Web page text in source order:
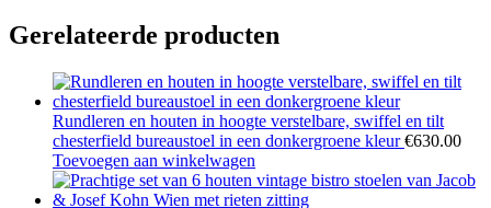
Gerelateerde producten
Rundleren en houten in hoogte verstelbare, swiffel en tilt
chesterfield bureaustoel in een donkergroene kleur€630.00
Toevoegen aan winkelwagen